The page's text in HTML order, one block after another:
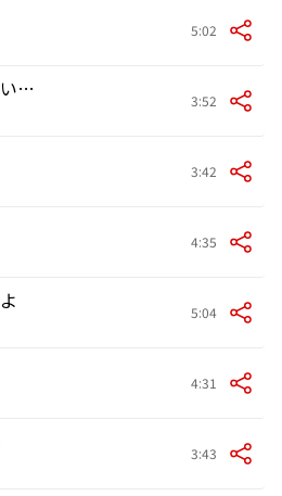
5:02
世界はあなたに笑いかけている 3:52
3:42
4:35
5:04
4:31
3:43